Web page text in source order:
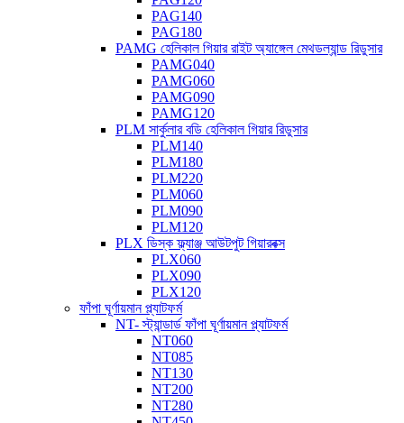
PAG140
PAG180
PAMG হেলিকাল গিয়ার রাইট অ্যাঙ্গেল মেথডল্যান্ড রিডুসার
PAMG040
PAMG060
PAMG090
PAMG120
PLM সার্কুলার বডি হেলিকাল গিয়ার রিডুসার
PLM140
PLM180
PLM220
PLM060
PLM090
PLM120
PLX ডিস্ক ফ্ল্যাঞ্জ আউটপুট গিয়ারবক্স
PLX060
PLX090
PLX120
ফাঁপা ঘূর্ণায়মান প্ল্যাটফর্ম
NT- স্ট্যান্ডার্ড ফাঁপা ঘূর্ণায়মান প্ল্যাটফর্ম
NT060
NT085
NT130
NT200
NT280